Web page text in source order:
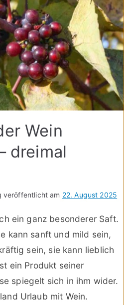
Wein
dreimal
veröffentlicht am 22. August 2025
ein ganz besonderer Saft.
kann sanft und mild sein,
sein, sie kann lieblich
ein Produkt seiner
spiegelt sich in ihm wider.
Urlaub mit Wein.